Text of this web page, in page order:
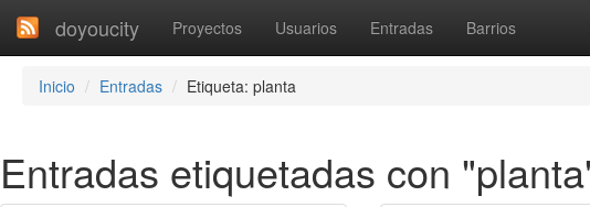
doyoucity Proyectos Usuarios Entradas Barrios
Inicio Entradas Etiqueta: planta
Entradas etiquetadas con